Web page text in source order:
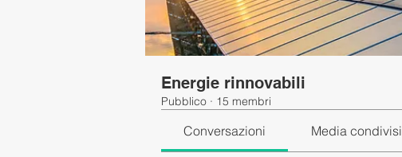
Energie rinnovabili
Pubblico · 15 membri
Conversazioni Media condivisi